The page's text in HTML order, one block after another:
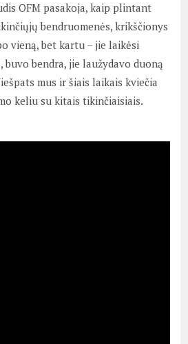
OFM pasakoja, kaip plintant
bendruomenės, krikščionys
vieną, bet kartu – jie laikėsi
buvo bendra, jie laužydavo duoną
mus ir šiais laikais kviečia
keliu su kitais tikinčiaisiais.